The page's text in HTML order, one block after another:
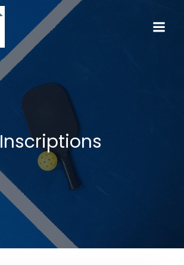
Inscriptions